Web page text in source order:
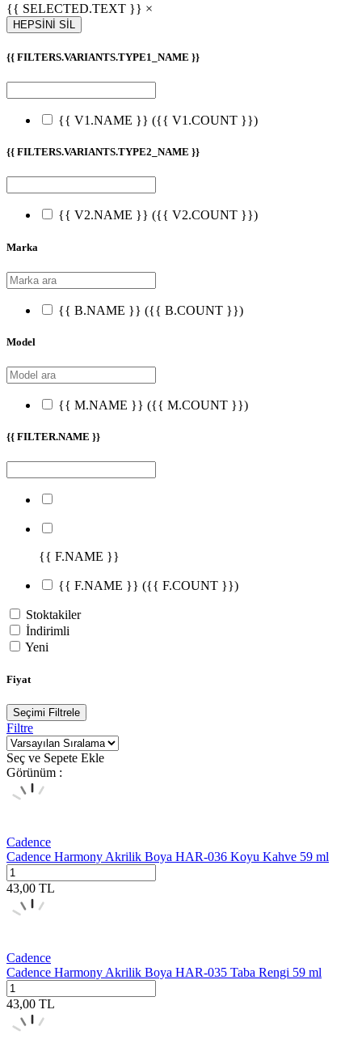
{{ SELECTED.TEXT }} ×
HEPSİNİ SİL
{{ FILTERS.VARIANTS.TYPE1_NAME }}
{{ V1.NAME }} ({{ V1.COUNT }})
{{ FILTERS.VARIANTS.TYPE2_NAME }}
{{ V2.NAME }} ({{ V2.COUNT }})
Marka
{{ B.NAME }} ({{ B.COUNT }})
Model
{{ M.NAME }} ({{ M.COUNT }})
{{ FILTER.NAME }}
{{ F.NAME }}
{{ F.NAME }} ({{ F.COUNT }})
Stoktakiler
İndirimli
Yeni
Fiyat
Seçimi Filtrele
Filtre
Seç ve Sepete Ekle
Görünüm :
Cadence
Cadence Harmony Akrilik Boya HAR-036 Koyu Kahve 59 ml
43,00 TL
Cadence
Cadence Harmony Akrilik Boya HAR-035 Taba Rengi 59 ml
43,00 TL